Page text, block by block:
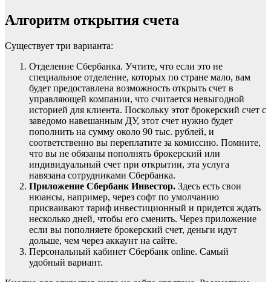
Алгоритм открытия счета
Существует три варианта:
Отделение Сбербанка. Учтите, что если это не
специальное отделение, которых по стране мало, вам
будет предоставлена возможность открыть счет в
управляющей компании, что считается невыгодной
историей для клиента. Поскольку этот брокерский счет с
заведомо навешанным ДУ, этот счет нужно будет
пополнить на сумму около 90 тыс. рублей, и
соответственно вы переплатите за комиссию. Помните,
что вы не обязаны пополнять брокерский или
индивидуальный счет при открытии, эта услуга
навязана сотрудниками Сбербанка.
Приложение Сбербанк Инвестор. Здесь есть свои
нюансы, например, через софт по умолчанию
присваивают тариф инвестиционный и придется ждать
несколько дней, чтобы его сменить. Через приложение
если вы пополняете брокерский счет, деньги идут
дольше, чем через аккаунт на сайте.
Персональный кабинет Сбербанк online. Самый
удобный вариант.